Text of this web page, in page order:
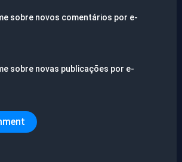
sobre novos comentários por e-
sobre novas publicações por e-